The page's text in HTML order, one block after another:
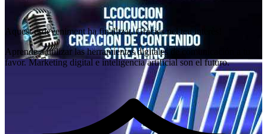
Aquest esdeveniment ha finalitzat. Gràcies pel teu interès!
Aprende a utilizar las herramientas digitales de comunicación a tu
favor. Marketing digital e inteligencia artificial son el futuro.